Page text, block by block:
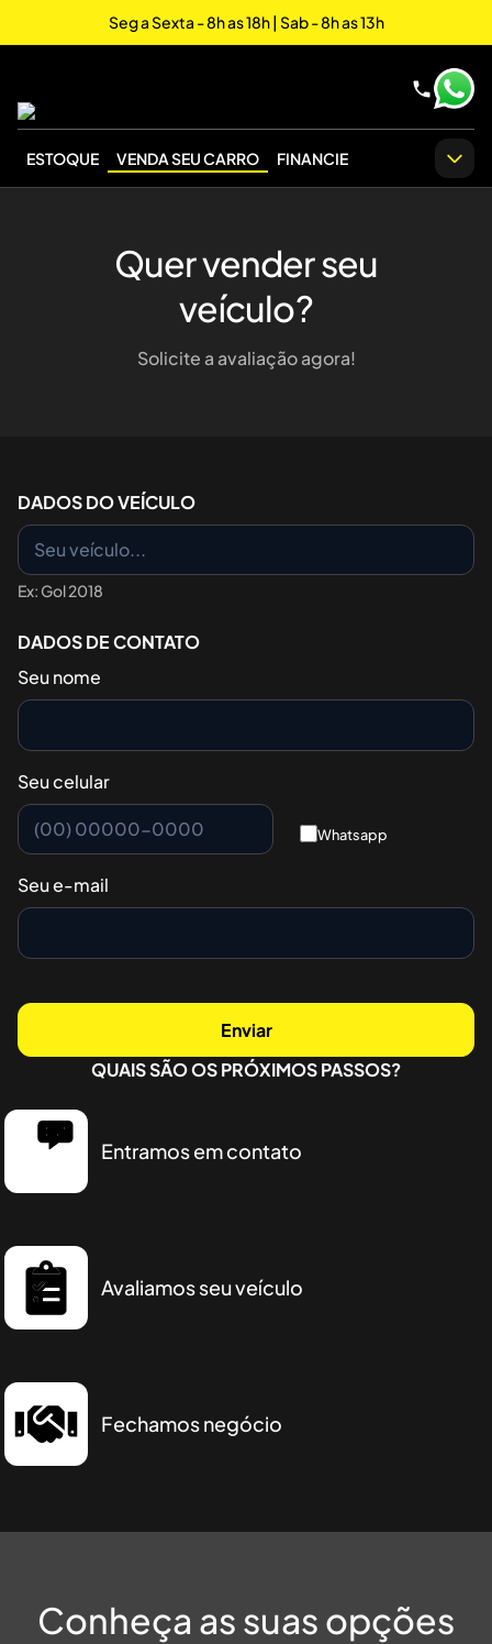
Seg a Sexta - 8h as 18h | Sab - 8h as 13h
ESTOQUE VENDA SEU CARRO FINANCIE
Quer vender seu
veículo?
Solicite a avaliação agora!
DADOS DO VEÍCULO
Ex: Gol 2018
DADOS DE CONTATO
Seu nome
Seu celular
Whatsapp
Seu e-mail
Enviar
QUAIS SÃO OS PRÓXIMOS PASSOS?
Entramos em contato
Avaliamos seu veículo
Fechamos negócio
Conheça as suas opções